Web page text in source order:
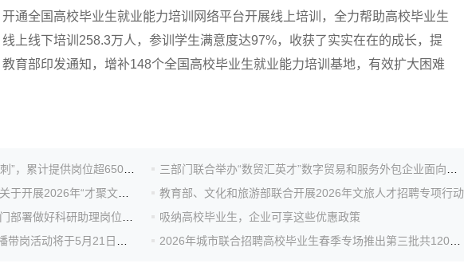
通全国高校毕业生就业能力培训网络平台开展线上培训，全力帮助高校毕业生
上线下培训258.3万人，参训学生满意度达97%，收获了实实在在的成长，提
育部印发通知，增补148个全国高校毕业生就业能力培训基地，有效扩大困难
教育部、文化和旅游部联合开展2026年文旅人才招聘专项行动
吸纳高校毕业生，企业可享这些优惠政策